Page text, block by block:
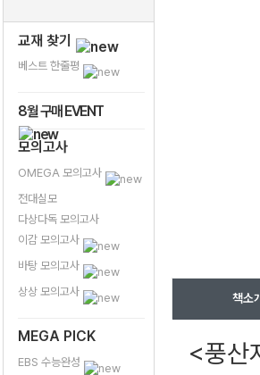
교재 찾기
베스트 한줄평
8월 구매 EVENT
모의고사
OMEGA 모의고사
전대실모
다상다독 모의고사
이감 모의고사
바탕 모의고사
상상 모의고사
MEGA PICK
EBS 수능완성
책소
<풍산